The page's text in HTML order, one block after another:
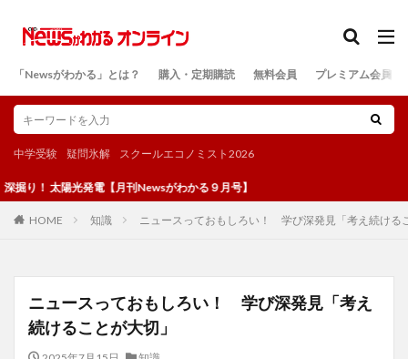
「Newsがわかる」とは？ 購入・定期購読 無料会員 プレミアム会員
中学受験 疑問氷解 スクールエコノミスト2026
電【月刊Newsがわかる９月号】
HOME 知識 ニュースっておもしろい！ 学び深発見「考え続ける
ニュースっておもしろい！ 学び深発見「考え
続けることが大切」
検索